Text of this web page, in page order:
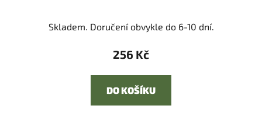
Skladem. Doručení obvykle do 6-10 dní.
256 Kč
DO KOŠÍKU